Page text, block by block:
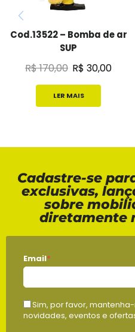
Cod.13522 – Bomba de ar
SUP
R$170,00 R$ 30,00
LER MAIS
Cadastre-se
exclusivas,
sobre
diretamente
Email*
Sim, por favor,
novidades, eventos e